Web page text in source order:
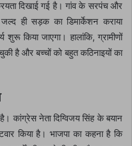
दिखाई गई है। गांव के सरपंच और
ही सड़क का डिमार्केशन कराया
शुरू किया जाएगा। हालांकि, ग्रामीणों
है और बच्चों को बहुत कठिनाइयों का
कांग्रेस नेता दिग्विजय सिंह के बयान
किया है। भाजपा का कहना है कि